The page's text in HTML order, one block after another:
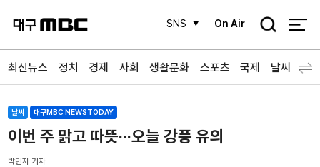
SNS On Air
검
최신뉴스 정치 경제 사회 생활문화 스포츠 국제 날씨
날씨 대구MBC NEWSTODAY
이번 주 맑고 따뜻···오늘 강풍 유의
박민지 기자